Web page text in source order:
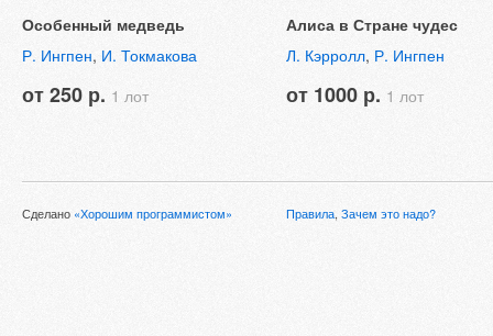
Особенный медведь
Р. Ингпен, И. Токмакова
от 250 р. 1 лот
Алиса в Стране чудес
Л. Кэрролл, Р. Ингпен
от 1000 р. 1 лот
Сделано «Хорошим программистом» Правила, Зачем это надо?